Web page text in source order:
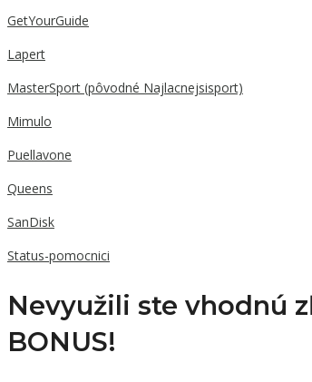
GetYourGuide
Lapert
MasterSport (pôvodné Najlacnejsisport)
Mimulo
Puellavone
Queens
SanDisk
Status-pomocnici
Nevyužili ste vhodnú
BONUS!